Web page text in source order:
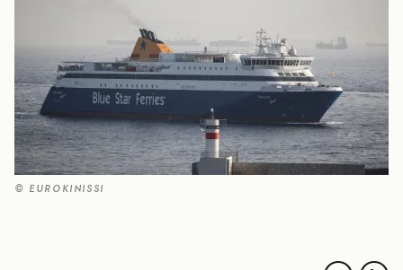
© EUROKINISSI